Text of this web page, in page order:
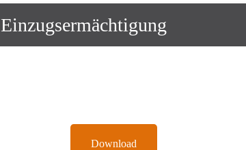
Einzugsermächtigung
Download